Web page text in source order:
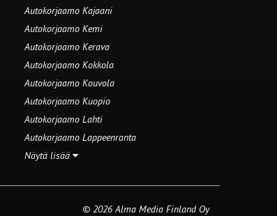
Autokorjaamo Kajaani
Autokorjaamo Kemi
Autokorjaamo Kerava
Autokorjaamo Kokkola
Autokorjaamo Kouvola
Autokorjaamo Kuopio
Autokorjaamo Lahti
Autokorjaamo Lappeenranta
Näytä lisää
© 2026 Alma Media Finland Oy